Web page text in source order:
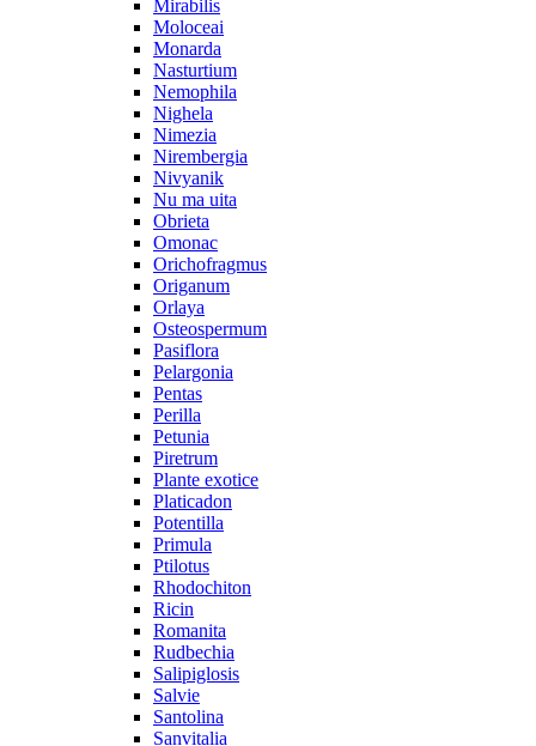
Mirabilis
Moloceai
Monarda
Nasturtium
Nemophila
Nighela
Nimezia
Nirembergia
Nivyanik
Nu ma uita
Obrieta
Omonac
Orichofragmus
Origanum
Orlaya
Osteospermum
Pasiflora
Pelargonia
Pentas
Perilla
Petunia
Piretrum
Plante exotice
Platicadon
Potentilla
Primula
Ptilotus
Rhodochiton
Ricin
Romanita
Rudbechia
Salipiglosis
Salvie
Santolina
Sanvitalia